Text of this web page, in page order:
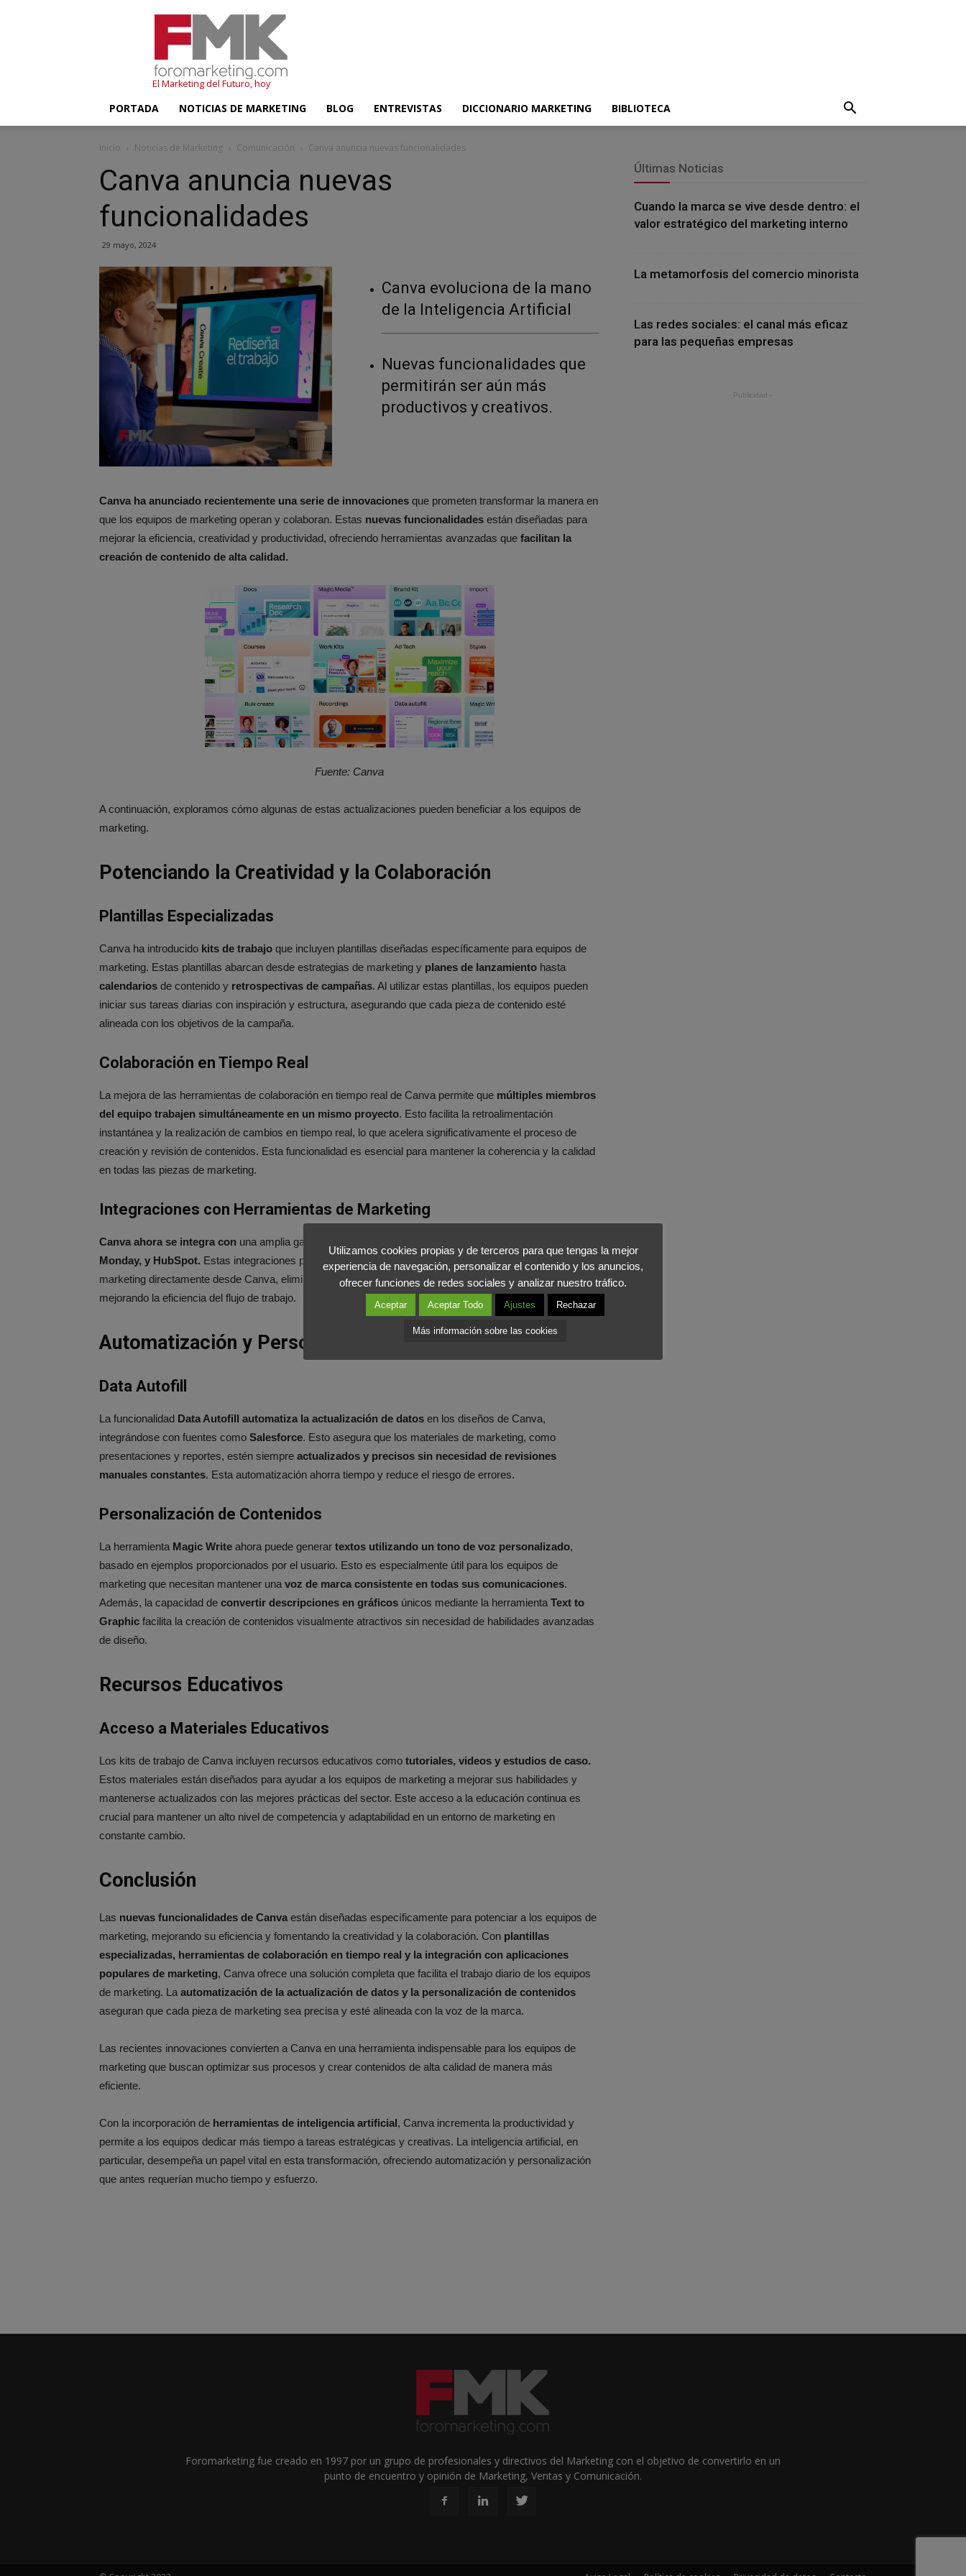
El Marketing del Futuro, hoy
PORTADA NOTICIAS DE MARKETING BLOG ENTREVISTAS DICCIONARIO MARKETING BIBLIOTECA
Inicio Noticias de Marketing Comunicación Canva anuncia nuevas funcionalidades
Canva anuncia nuevas
funcionalidades
29 mayo, 2024
Canva evoluciona de la mano
de la Inteligencia Artificial
Nuevas funcionalidades que
permitirán ser aún más
productivos y creativos.
Canva ha anunciado recientemente una serie de innovaciones que prometen transformar la manera en
que los equipos de marketing operan y colaboran. Estas nuevas funcionalidades están diseñadas para
mejorar la eficiencia, creatividad y productividad, ofreciendo herramientas avanzadas que facilitan la
creación de contenido de alta calidad.
Fuente: Canva
A continuación, exploramos cómo algunas de estas actualizaciones pueden beneficiar a los equipos de
marketing.
Potenciando la Creatividad y la Colaboración
Plantillas Especializadas
Canva ha introducido kits de trabajo que incluyen plantillas diseñadas específicamente para equipos de
marketing. Estas plantillas abarcan desde estrategias de marketing y planes de lanzamiento hasta
calendarios de contenido y retrospectivas de campañas. Al utilizar estas plantillas, los equipos pueden
iniciar sus tareas diarias con inspiración y estructura, asegurando que cada pieza de contenido esté
alineada con los objetivos de la campaña​.
Colaboración en Tiempo Real
La mejora de las herramientas de colaboración en tiempo real de Canva permite que múltiples miembros
del equipo trabajen simultáneamente en un mismo proyecto. Esto facilita la retroalimentación
instantánea y la realización de cambios en tiempo real, lo que acelera significativamente el proceso de
creación y revisión de contenidos. Esta funcionalidad es esencial para mantener la coherencia y la calidad
en todas las piezas de marketing.
Integraciones con Herramientas de Marketing
Canva ahora se integra con una amplia gama de herramientas populares de marketing como
Monday, y HubSpot. Estas integraciones permiten a los equipos gestionar sus proyectos y tareas de
marketing directamente desde Canva, eliminando la necesidad de cambiar entre múltiples plataformas y
mejorando la eficiencia del flujo de trabajo​.
Automatización y Personalización
Data Autofill
La funcionalidad Data Autofill automatiza la actualización de datos en los diseños de Canva,
integrándose con fuentes como Salesforce. Esto asegura que los materiales de marketing, como
presentaciones y reportes, estén siempre actualizados y precisos sin necesidad de revisiones
manuales constantes. Esta automatización ahorra tiempo y reduce el riesgo de errores​.
Personalización de Contenidos
La herramienta Magic Write ahora puede generar textos utilizando un tono de voz personalizado,
basado en ejemplos proporcionados por el usuario. Esto es especialmente útil para los equipos de
marketing que necesitan mantener una voz de marca consistente en todas sus comunicaciones.
Además, la capacidad de convertir descripciones en gráficos únicos mediante la herramienta Text to
Graphic facilita la creación de contenidos visualmente atractivos sin necesidad de habilidades avanzadas
de diseño​.
Recursos Educativos
Acceso a Materiales Educativos
Los kits de trabajo de Canva incluyen recursos educativos como tutoriales, videos y estudios de caso.
Estos materiales están diseñados para ayudar a los equipos de marketing a mejorar sus habilidades y
mantenerse actualizados con las mejores prácticas del sector. Este acceso a la educación continua es
crucial para mantener un alto nivel de competencia y adaptabilidad en un entorno de marketing en
constante cambio​.
Conclusión
Las nuevas funcionalidades de Canva están diseñadas específicamente para potenciar a los equipos de
marketing, mejorando su eficiencia y fomentando la creatividad y la colaboración. Con plantillas
especializadas, herramientas de colaboración en tiempo real y la integración con aplicaciones
populares de marketing, Canva ofrece una solución completa que facilita el trabajo diario de los equipos
de marketing. La automatización de la actualización de datos y la personalización de contenidos
aseguran que cada pieza de marketing sea precisa y esté alineada con la voz de la marca.
Las recientes innovaciones convierten a Canva en una herramienta indispensable para los equipos de
marketing que buscan optimizar sus procesos y crear contenidos de alta calidad de manera más
eficiente.
Con la incorporación de herramientas de inteligencia artificial, Canva incrementa la productividad y
permite a los equipos dedicar más tiempo a tareas estratégicas y creativas. La inteligencia artificial, en
particular, desempeña un papel vital en esta transformación, ofreciendo automatización y personalización
que antes requerían mucho tiempo y esfuerzo.
Últimas Noticias
Cuando la marca se vive desde dentro: el
valor estratégico del marketing interno
La metamorfosis del comercio minorista
Las redes sociales: el canal más eficaz
para las pequeñas empresas
- Publicidad -
Foromarketing fue creado en 1997 por un grupo de profesionales y directivos del Marketing con el objetivo de convertirlo en un
punto de encuentro y opinión de Marketing, Ventas y Comunicación.
Utilizamos cookies propias y de terceros para que tengas la mejor
experiencia de navegación, personalizar el contenido y los anuncios,
ofrecer funciones de redes sociales y analizar nuestro tráfico.
Aceptar Aceptar Todo Ajustes Rechazar
Más información sobre las cookies